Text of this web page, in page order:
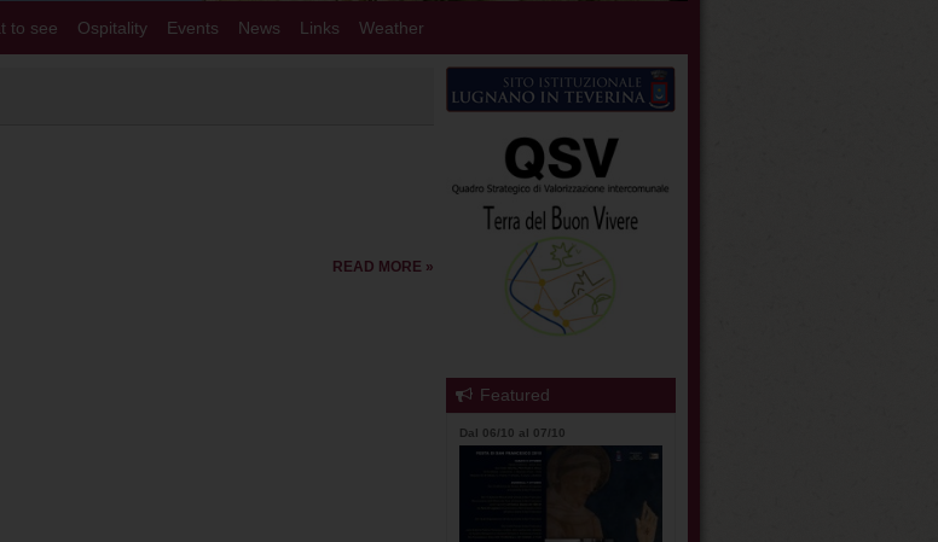
to see Ospitality Events News Links Weather
READ MORE »
Featured
Dal 06/10 al 07/10